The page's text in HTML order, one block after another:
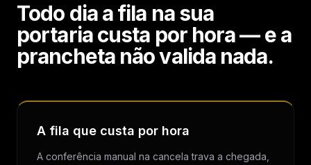
Todo dia a fila na sua
portaria custa por hora — e a
prancheta não valida nada.
A fila que custa por hora
A conferência manual na cancela trava a chegada,